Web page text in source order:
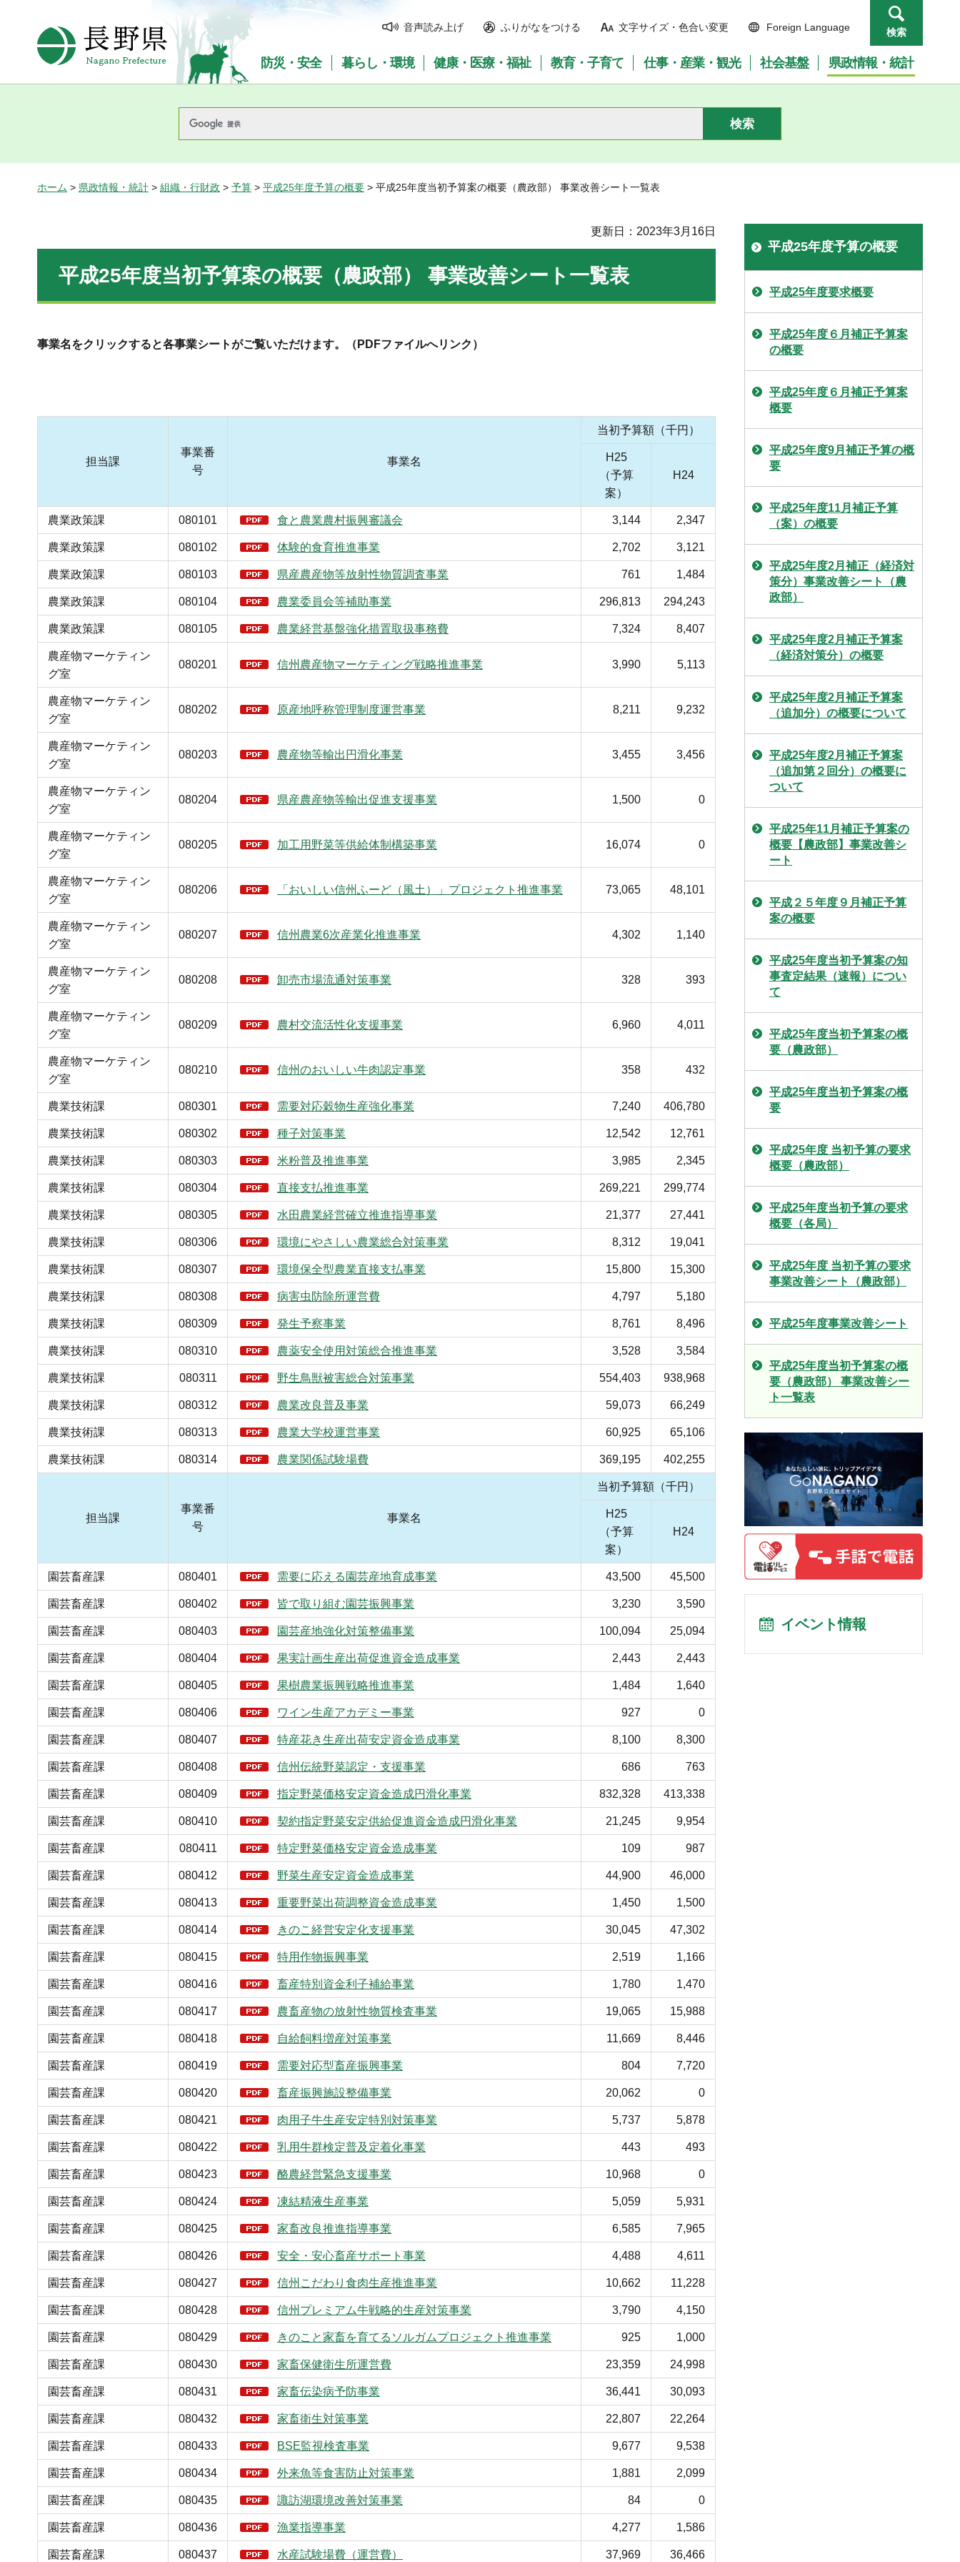
長野県Nagano Prefecture
音声読み上げ ふりがなをつける 文字サイズ・色合い変更 Foreign Language 検索
防災・安全 暮らし・環境 健康・医療・福祉 教育・子育て 仕事・産業・観光 社会基盤 県政情報・統計
ホーム > 県政情報・統計 > 組織・行財政 > 予算 > 平成25年度予算の概要 > 平成25年度当初予算案の概要（農政部） 事業改善シート一覧表
更新日：2023年3月16日
平成25年度当初予算案の概要（農政部） 事業改善シート一覧表
事業名をクリックすると各事業シートがご覧いただけます。（PDFファイルへリンク）
担当課
事業番
号
事業名
当初予算額（千円）
H25
（予算
案）
H24
農業政策課 080101 食と農業農村振興審議会 3,144 2,347
農業政策課 080102 体験的食育推進事業 2,702 3,121
農業政策課 080103 県産農産物等放射性物質調査事業 761 1,484
農業政策課 080104 農業委員会等補助事業 296,813 294,243
農業政策課 080105 農業経営基盤強化措置取扱事務費 7,324 8,407
農産物マーケティン
グ室
080201 信州農産物マーケティング戦略推進事業 3,990 5,113
農産物マーケティン
グ室
080202 原産地呼称管理制度運営事業 8,211 9,232
農産物マーケティン
グ室
080203 農産物等輸出円滑化事業 3,455 3,456
農産物マーケティン
グ室
080204 県産農産物等輸出促進支援事業 1,500 0
農産物マーケティン
グ室
080205 加工用野菜等供給体制構築事業 16,074 0
農産物マーケティン
グ室
080206 「おいしい信州ふーど（風土）」プロジェクト推進事業 73,065 48,101
農産物マーケティン
グ室
080207 信州農業6次産業化推進事業 4,302 1,140
農産物マーケティン
グ室
080208 卸売市場流通対策事業 328 393
農産物マーケティン
グ室
080209 農村交流活性化支援事業 6,960 4,011
農産物マーケティン
グ室
080210 信州のおいしい牛肉認定事業 358 432
農業技術課 080301 需要対応穀物生産強化事業 7,240 406,780
農業技術課 080302 種子対策事業 12,542 12,761
農業技術課 080303 米粉普及推進事業 3,985 2,345
農業技術課 080304 直接支払推進事業 269,221 299,774
農業技術課 080305 水田農業経営確立推進指導事業 21,377 27,441
農業技術課 080306 環境にやさしい農業総合対策事業 8,312 19,041
農業技術課 080307 環境保全型農業直接支払事業 15,800 15,300
農業技術課 080308 病害虫防除所運営費 4,797 5,180
農業技術課 080309 発生予察事業 8,761 8,496
農業技術課 080310 農薬安全使用対策総合推進事業 3,528 3,584
農業技術課 080311 野生鳥獣被害総合対策事業 554,403 938,968
農業技術課 080312 農業改良普及事業 59,073 66,249
農業技術課 080313 農業大学校運営事業 60,925 65,106
農業技術課 080314 農業関係試験場費 369,195 402,255
担当課
事業番
号
事業名
当初予算額（千円）
H25
（予算
案）
H24
園芸畜産課 080401 需要に応える園芸産地育成事業 43,500 45,500
園芸畜産課 080402 皆で取り組む園芸振興事業 3,230 3,590
園芸畜産課 080403 園芸産地強化対策整備事業 100,094 25,094
園芸畜産課 080404 果実計画生産出荷促進資金造成事業 2,443 2,443
園芸畜産課 080405 果樹農業振興戦略推進事業 1,484 1,640
園芸畜産課 080406 ワイン生産アカデミー事業 927 0
園芸畜産課 080407 特産花き生産出荷安定資金造成事業 8,100 8,300
園芸畜産課 080408 信州伝統野菜認定・支援事業 686 763
園芸畜産課 080409 指定野菜価格安定資金造成円滑化事業 832,328 413,338
園芸畜産課 080410 契約指定野菜安定供給促進資金造成円滑化事業 21,245 9,954
園芸畜産課 080411 特定野菜価格安定資金造成事業 109 987
園芸畜産課 080412 野菜生産安定資金造成事業 44,900 46,000
園芸畜産課 080413 重要野菜出荷調整資金造成事業 1,450 1,500
園芸畜産課 080414 きのこ経営安定化支援事業 30,045 47,302
園芸畜産課 080415 特用作物振興事業 2,519 1,166
園芸畜産課 080416 畜産特別資金利子補給事業 1,780 1,470
園芸畜産課 080417 農畜産物の放射性物質検査事業 19,065 15,988
園芸畜産課 080418 自給飼料増産対策事業 11,669 8,446
園芸畜産課 080419 需要対応型畜産振興事業 804 7,720
園芸畜産課 080420 畜産振興施設整備事業 20,062 0
園芸畜産課 080421 肉用子牛生産安定特別対策事業 5,737 5,878
園芸畜産課 080422 乳用牛群検定普及定着化事業 443 493
園芸畜産課 080423 酪農経営緊急支援事業 10,968 0
園芸畜産課 080424 凍結精液生産事業 5,059 5,931
園芸畜産課 080425 家畜改良推進指導事業 6,585 7,965
園芸畜産課 080426 安全・安心畜産サポート事業 4,488 4,611
園芸畜産課 080427 信州こだわり食肉生産推進事業 10,662 11,228
園芸畜産課 080428 信州プレミアム牛戦略的生産対策事業 3,790 4,150
園芸畜産課 080429 きのこと家畜を育てるソルガムプロジェクト推進事業 925 1,000
園芸畜産課 080430 家畜保健衛生所運営費 23,359 24,998
園芸畜産課 080431 家畜伝染病予防事業 36,441 30,093
園芸畜産課 080432 家畜衛生対策事業 22,807 22,264
園芸畜産課 080433 BSE監視検査事業 9,677 9,538
園芸畜産課 080434 外来魚等食害防止対策事業 1,881 2,099
園芸畜産課 080435 諏訪湖環境改善対策事業 84 0
園芸畜産課 080436 漁業指導事業 4,277 1,586
園芸畜産課 080437 水産試験場費（運営費） 37,969 36,466
平成25年度予算の概要
平成25年度要求概要
平成25年度６月補正予算案
の概要
平成25年度６月補正予算案
概要
平成25年度9月補正予算の概
要
平成25年度11月補正予算
（案）の概要
平成25年度2月補正（経済対
策分）事業改善シート（農
政部）
平成25年度2月補正予算案
（経済対策分）の概要
平成25年度2月補正予算案
（追加分）の概要について
平成25年度2月補正予算案
（追加第２回分）の概要に
ついて
平成25年11月補正予算案の
概要【農政部】事業改善シ
ート
平成２５年度９月補正予算
案の概要
平成25年度当初予算案の知
事査定結果（速報）につい
て
平成25年度当初予算案の概
要（農政部）
平成25年度当初予算案の概
要
平成25年度 当初予算の要求
概要（農政部）
平成25年度当初予算の要求
概要（各局）
平成25年度 当初予算の要求
事業改善シート（農政部）
平成25年度事業改善シート
平成25年度当初予算案の概
要（農政部） 事業改善シー
ト一覧表
イベント情報